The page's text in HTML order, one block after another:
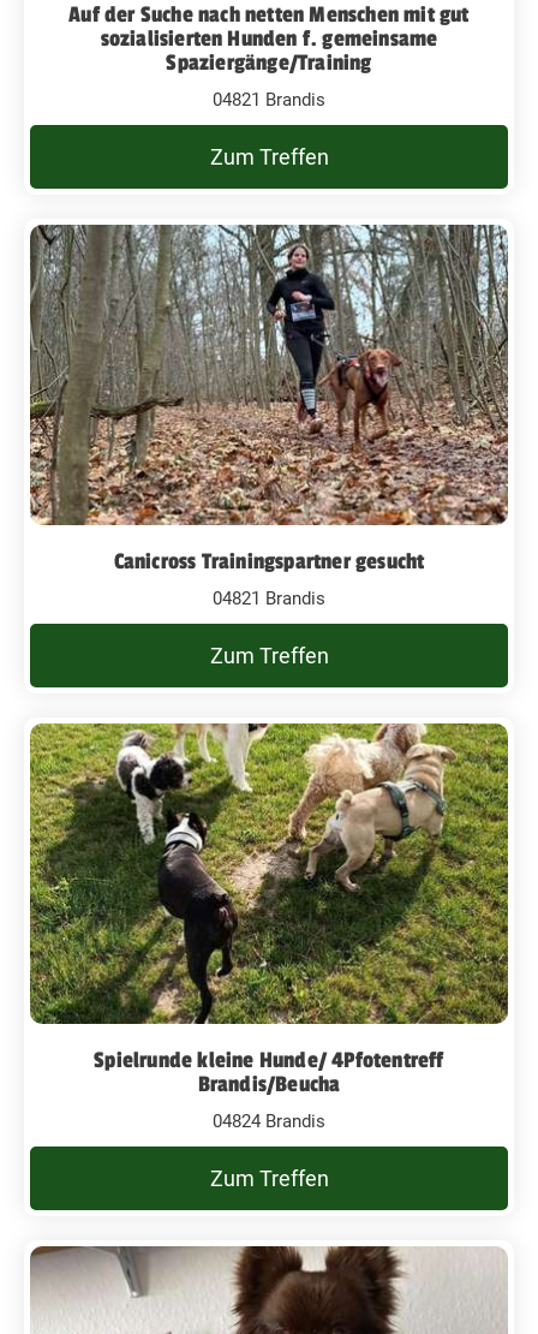
Auf der Suche nach netten Menschen mit gut
sozialisierten Hunden f. gemeinsame
Spaziergänge/Training
04821 Brandis
Zum Treffen
Canicross Trainingspartner gesucht
04821 Brandis
Zum Treffen
Spielrunde kleine Hunde/ 4Pfotentreff
Brandis/Beucha
04824 Brandis
Zum Treffen